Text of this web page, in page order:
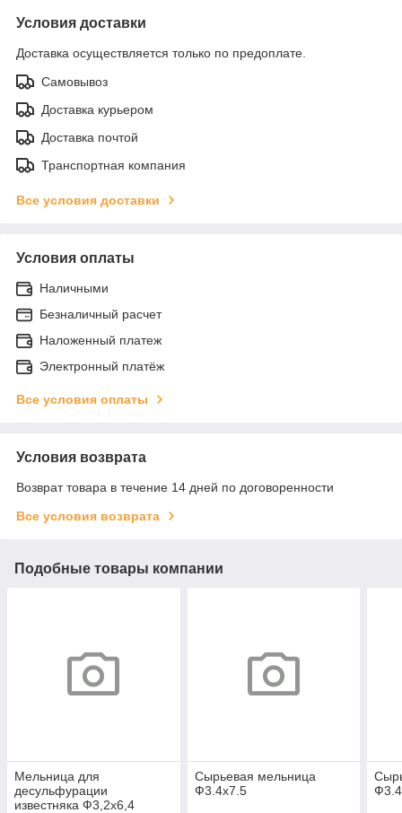
Условия доставки
Доставка осуществляется только по предоплате.
Самовывоз
Доставка курьером
Доставка почтой
Транспортная компания
Все условия доставки
Условия оплаты
Наличными
Безналичный расчет
Наложенный платеж
Электронный платёж
Все условия оплаты
Условия возврата
Возврат товара в течение 14 дней по договоренности
Все условия возврата
Подобные товары компании
Мельница для
десульфурации
известняка Ф3,2x6,4
Сырьевая мельница
Ф3.4x7.5